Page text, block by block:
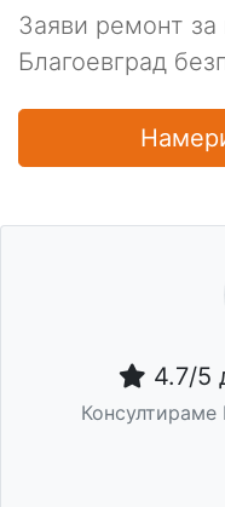
Заяви ремонт за
Благоевград
4.7/5
Консултираме